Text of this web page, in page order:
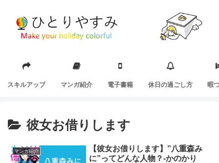
スキルアップ マンガ紹介 電子書籍 休日の過ごし方 暇
彼女お借りします
マンガ紹介
【彼女お借りします】”八重森み
に”ってどんな人物？-かのかり